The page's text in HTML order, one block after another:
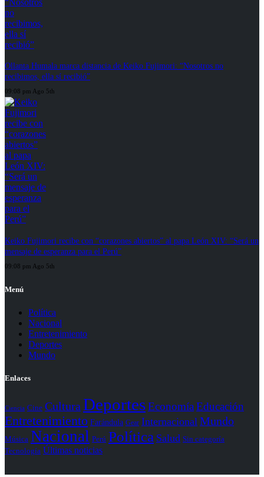
Ollanta Humala marca distancia de Keiko Fujimori: “Nosotros no
recibimos, ella sí recibió”
09:08 pm Ago 5th
Keiko Fujimori recibe con “corazones abiertos” al papa León XIV: “Será un
mensaje de esperanza para el Perú”
09:08 pm Ago 5th
Menú
Política
Nacional
Entretenimiento
Deportes
Mundo
Enlaces
Ciencia Cine Cultura DeportesEconomía Educación
Entretenimiento Farándula Gear Internacional Mundo
Música Nacional Perú Política Salud Sin categoría
Tecnología Últimas noticias